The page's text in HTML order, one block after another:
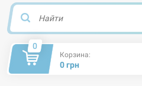
0
Корзина:
0 грн